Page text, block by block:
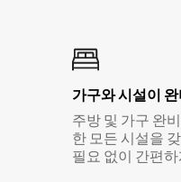
가구와 시설이
주방 및 가구 완
한 모든 시설을
필요 없이 간편